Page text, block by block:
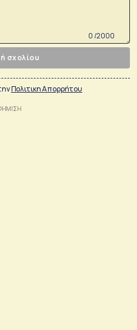
0 /2000
σχολίου
Πολιτικη Απορρήτου